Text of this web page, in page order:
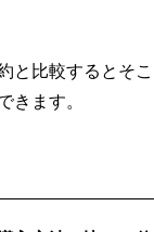
と比較するとそ
きます。